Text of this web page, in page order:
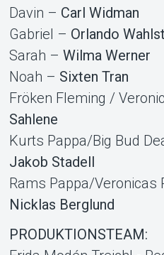
Davin – Carl Widman
Gabriel – Orlando
Sarah – Wilma Werner
Noah – Sixten Tran
Fröken Fleming /
Sahlene
Kurts Pappa/Big Bud
Jakob Stadell
Rams Pappa/Veronicas
Nicklas Berglund
PRODUKTIONSTEAM: